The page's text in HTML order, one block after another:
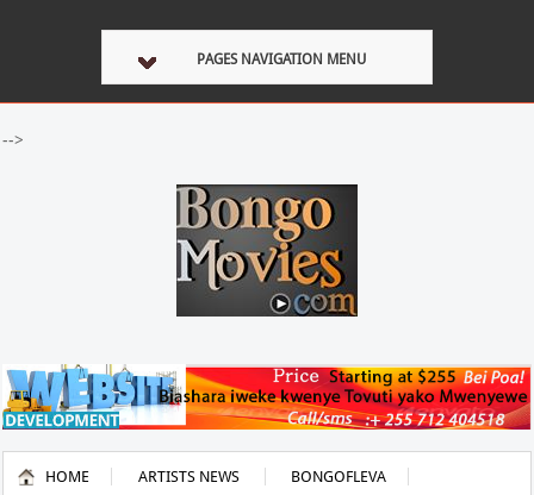
PAGES NAVIGATION MENU
-->
HOME ARTISTS NEWS BONGOFLEVA